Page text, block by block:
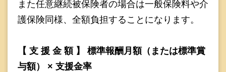
また任意継続被保険者の場合は一般保険料や介
護保険同様、全額負担することになります。
【 支 援 金 額 】 標準報酬月額（または標準賞
与額） × 支援金率